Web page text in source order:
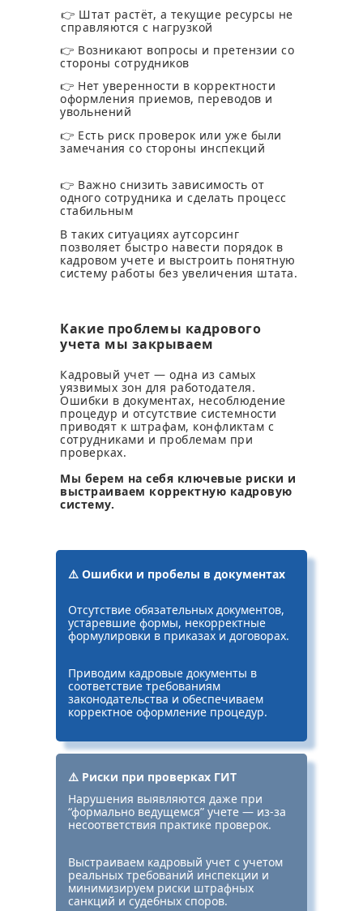
Приводим кадровые документы в
соответствие требованиям
законодательства и обеспечиваем
корректное оформление процедур.
⚠️ Ошибки и пробелы в документах
Отсутствие обязательных документов,
устаревшие формы, некорректные
формулировки в приказах и договорах.
Выстраиваем кадровый учет с учетом
реальных требований инспекции и
минимизируем риски штрафных
санкций и судебных споров.
⚠️ Риски при проверках ГИТ
Нарушения выявляются даже при
“формально ведущемся” учете — из-за
несоответствия практике проверок.
👉 Штат растёт, а текущие ресурсы не
справляются с нагрузкой
👉 Нет уверенности в корректности
оформления приемов, переводов и
увольнений
👉 Возникают вопросы и претензии со
стороны сотрудников
👉 Есть риск проверок или уже были
замечания со стороны инспекций
👉 Важно снизить зависимость от
одного сотрудника и сделать процесс
стабильным
В таких ситуациях аутсорсинг
позволяет быстро навести порядок в
кадровом учете и выстроить понятную
систему работы без увеличения штата.
Кадровый учет — одна из самых
уязвимых зон для работодателя.
Ошибки в документах, несоблюдение
процедур и отсутствие системности
приводят к штрафам, конфликтам с
сотрудниками и проблемам при
проверках.
Мы берем на себя ключевые риски и
выстраиваем корректную кадровую
систему.
Какие проблемы кадрового
учета мы закрываем